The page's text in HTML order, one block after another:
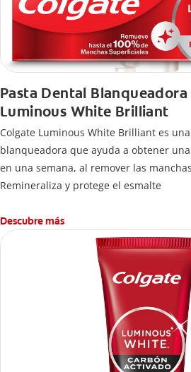
Pasta Dental
Luminous White Brilliant
Colgate Luminous White Brilliant es
blanqueadora que ayuda a obtener
en una semana, al remover las
Remineraliza y protege el esmalte
Descubre más